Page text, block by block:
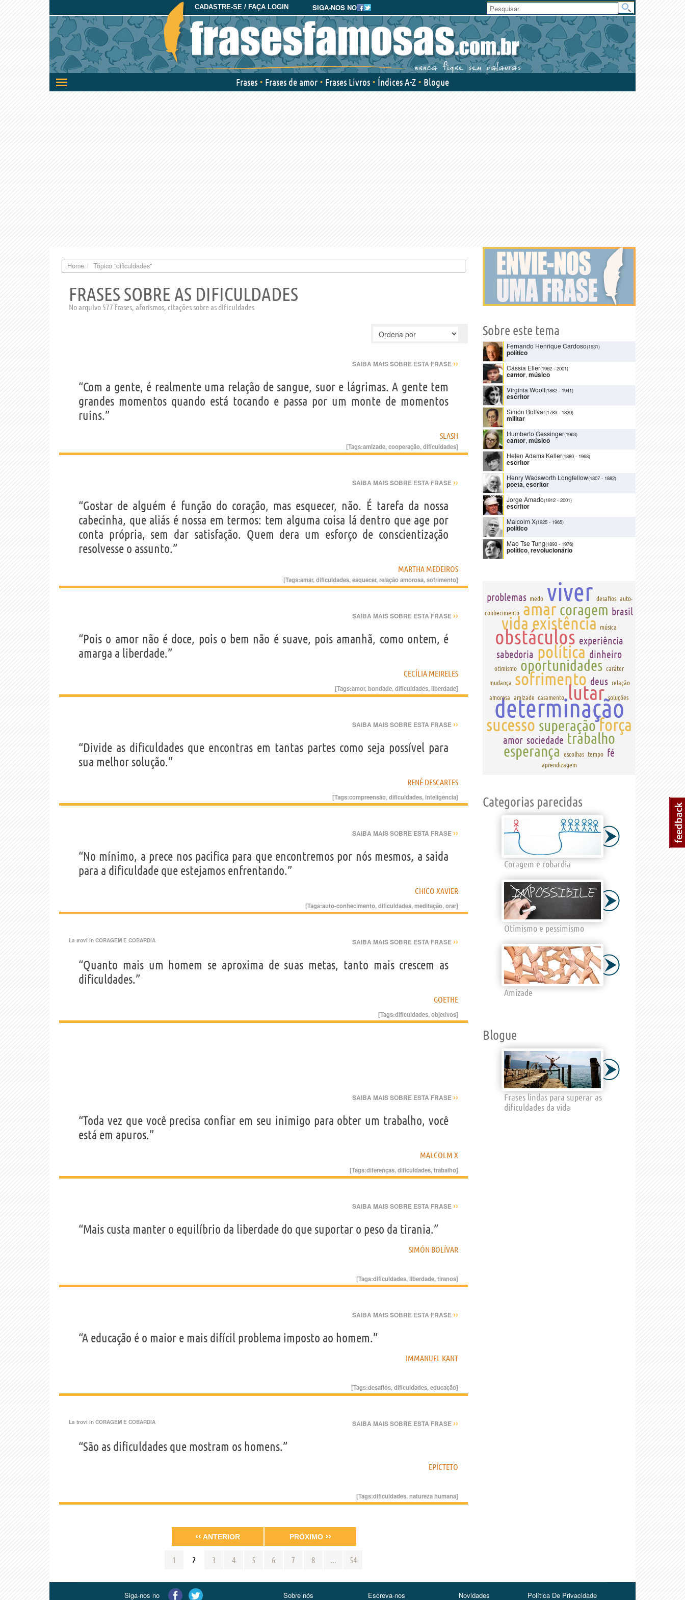
SIGA-NOS NO
CADASTRE-SE / FAÇA LOGIN
Ativar/desativar
a
Área
do
Usuário
Frases Frases de amor Frases Livros Índices A-Z Blogue
Home Tópico "dificuldades"
FRASES SOBRE AS DIFICULDADES
No arquivo 577 frases, aforismos, citações sobre as dificuldades
SAIBA MAIS SOBRE ESTA FRASE ››
“Com a gente, é realmente uma relação de sangue, suor e lágrimas. A gente tem
grandes momentos quando está tocando e passa por um monte de momentos
ruins.”
SLASH
[Tags:amizade,cooperação,dificuldades]
SAIBA MAIS SOBRE ESTA FRASE ››
“Gostar de alguém é função do coração, mas esquecer, não. É tarefa da nossa
cabecinha, que aliás é nossa em termos: tem alguma coisa lá dentro que age por
conta própria, sem dar satisfação. Quem dera um esforço de conscientização
resolvesse o assunto.”
MARTHA MEDEIROS
[Tags:amar,dificuldades,esquecer,relação amorosa,sofrimento]
SAIBA MAIS SOBRE ESTA FRASE ››
“Pois o amor não é doce, pois o bem não é suave, pois amanhã, como ontem, é
amarga a liberdade.”
CECÍLIA MEIRELES
[Tags:amor,bondade,dificuldades,liberdade]
SAIBA MAIS SOBRE ESTA FRASE ››
“Divide as dificuldades que encontras em tantas partes como seja possível para
sua melhor solução.”
RENÉ DESCARTES
[Tags:compreensão,dificuldades,inteligência]
SAIBA MAIS SOBRE ESTA FRASE ››
“No mínimo, a prece nos pacifica para que encontremos por nós mesmos, a saida
para a dificuldade que estejamos enfrentando.”
CHICO XAVIER
[Tags:auto-conhecimento,dificuldades,meditação,orar]
La trovi in CORAGEM E COBARDIA SAIBA MAIS SOBRE ESTA FRASE ››
“Quanto mais um homem se aproxima de suas metas, tanto mais crescem as
dificuldades.”
GOETHE
[Tags:dificuldades,objetivos]
SAIBA MAIS SOBRE ESTA FRASE ››
“Toda vez que você precisa confiar em seu inimigo para obter um trabalho, você
está em apuros.”
MALCOLM X
[Tags:diferenças,dificuldades,trabalho]
SAIBA MAIS SOBRE ESTA FRASE ››
“Mais custa manter o equilíbrio da liberdade do que suportar o peso da tirania.”
SIMÓN BOLÍVAR
[Tags:dificuldades,liberdade,tiranos]
SAIBA MAIS SOBRE ESTA FRASE ››
“A educação é o maior e mais difícil problema imposto ao homem.”
IMMANUEL KANT
[Tags:desafios,dificuldades,educação]
La trovi in CORAGEM E COBARDIA SAIBA MAIS SOBRE ESTA FRASE ››
“São as dificuldades que mostram os homens.”
EPÍCTETO
[Tags:dificuldades,natureza humana]
‹‹ ANTERIOR
1 2 3 4 5 6 7 8 ... 54
PRÓXIMO ››
Sobre este tema
Fernando Henrique Cardoso(1931)
político
Cássia Eller(1962 - 2001)
cantor, músico
Virginia Woolf(1882 - 1941)
escritor
Simón Bolívar(1783 - 1830)
militar
Humberto Gessinger(1963)
cantor, músico
Helen Adams Keller(1880 - 1968)
escritor
Henry Wadsworth Longfellow(1807 - 1882)
poeta, escritor
Jorge Amado(1912 - 2001)
escritor
Malcolm X(1925 - 1965)
político
Mao Tse Tung(1893 - 1976)
político, revolucionário
problemas medo viver desafios auto-
conhecimento amar coragem brasil
vida existência música
obstáculos experiência
sabedoria política dinheiro
otimismo oportunidades caráter
mudança sofrimento deus relação
amorosa amizade casamento lutar soluções
determinação
sucesso superaçãoforça
amor sociedade trabalho
esperança escolhas tempo fé
aprendizagem
Categorias parecidas
Coragem e cobardia
Otimismo e pessimismo
Amizade
Blogue
Frases lindas para superar as
dificuldades da vida
Siga-nos no Sobre nós Escreva-nos Novidades Política De Privacidade